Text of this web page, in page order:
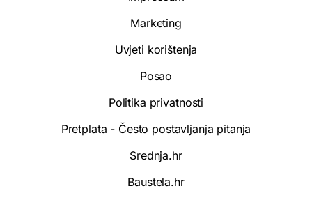
Marketing
Uvjeti korištenja
Posao
Politika privatnosti
Pretplata - Često postavljanja pitanja
Srednja.hr
Baustela.hr